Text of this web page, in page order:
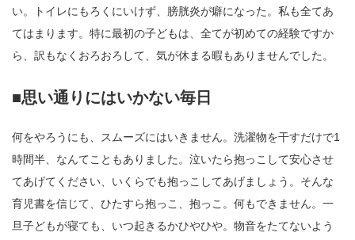
い。トイレにもろくにいけず、膀胱炎が癖になった。私も全てあ
てはまります。特に最初の子どもは、全てが初めての経験ですか
ら、訳もなくおろおろして、気が休まる暇もありませんでした。
■思い通りにはいかない毎日
何をやろうにも、スムーズにはいきません。洗濯物を干すだけで1
時間半、なんてこともありました。泣いたら抱っこして安心させ
てあげてください、いくらでも抱っこしてあげましょう。そんな
育児書を信じて、ひたすら抱っこ、抱っこ。何もできません。一
旦子どもが寝ても、いつ起きるかひやひや。物音をたてないよう